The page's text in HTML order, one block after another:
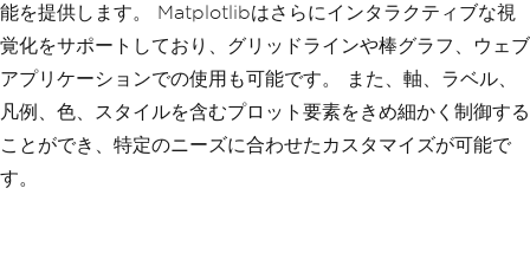
能を提供します。 Matplotlibはさらにインタラクティブな視
覚化をサポートしており、グリッドラインや棒グラフ、ウェブ
アプリケーションでの使用も可能です。 また、軸、ラベル、
凡例、色、スタイルを含むプロット要素をきめ細かく制御する
ことができ、特定のニーズに合わせたカスタマイズが可能で
す。